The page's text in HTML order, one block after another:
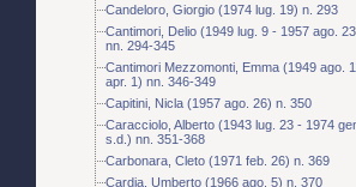
Candeloro, Giorgio (1974 lug. 19) n. 293
Cantimori, Delio (1949 lug. 9 - 1957 ago.
nn. 294-345
Cantimori Mezzomonti, Emma (1949 ago.
apr. 1) nn. 346-349
Capitini, Nicla (1957 ago. 26) n. 350
Caracciolo, Alberto (1943 lug. 23 - 1974
s.d.) nn. 351-368
Carbonara, Cleto (1971 feb. 26) n. 369
Cardia, Umberto (1966 ago. 5) n. 370